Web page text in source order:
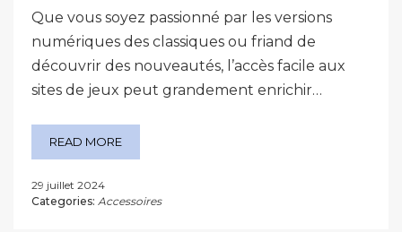
Que vous soyez passionné par les versions
numériques des classiques ou friand de
découvrir des nouveautés, l’accès facile aux
sites de jeux peut grandement enrichir…
READ MORE
29 juillet 2024
Categories: Accessoires